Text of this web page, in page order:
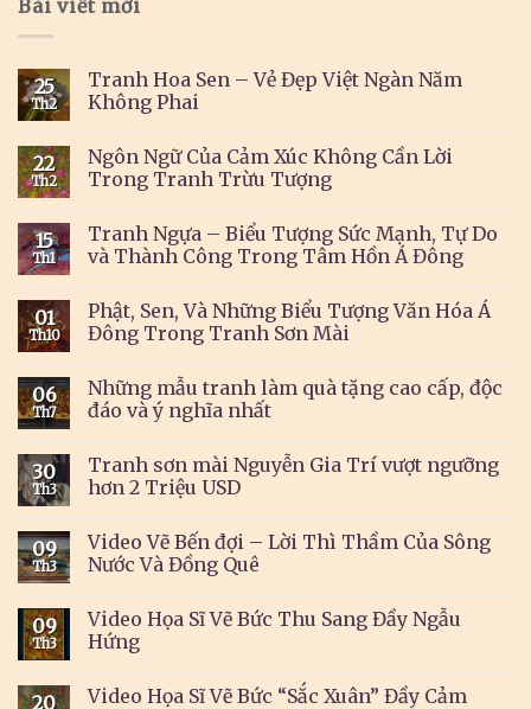
Bài viết mới
25
Th2
Tranh Hoa Sen – Vẻ Đẹp Việt Ngàn Năm
Không Phai
22
Th2
Ngôn Ngữ Của Cảm Xúc Không Cần Lời
Trong Tranh Trừu Tượng
15
Th1
Tranh Ngựa – Biểu Tượng Sức Mạnh, Tự Do
và Thành Công Trong Tâm Hồn Á Đông
01
Th10
Phật, Sen, Và Những Biểu Tượng Văn Hóa Á
Đông Trong Tranh Sơn Mài
06
Th7
Những mẫu tranh làm quà tặng cao cấp, độc
đáo và ý nghĩa nhất
30
Th3
Tranh sơn mài Nguyễn Gia Trí vượt ngưỡng
hơn 2 Triệu USD
09
Th3
Video Vẽ Bến đợi – Lời Thì Thầm Của Sông
Nước Và Đồng Quê
09
Th3
Video Họa Sĩ Vẽ Bức Thu Sang Đầy Ngẫu
Hứng
20
Video Họa Sĩ Vẽ Bức “Sắc Xuân” Đầy Cảm